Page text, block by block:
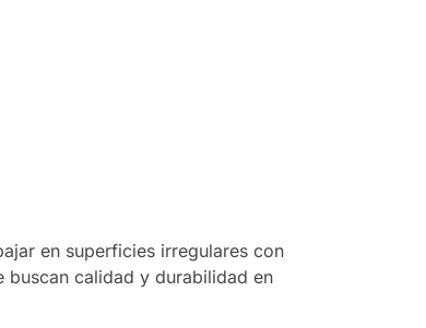
en superficies irregulares con
buscan calidad y durabilidad en